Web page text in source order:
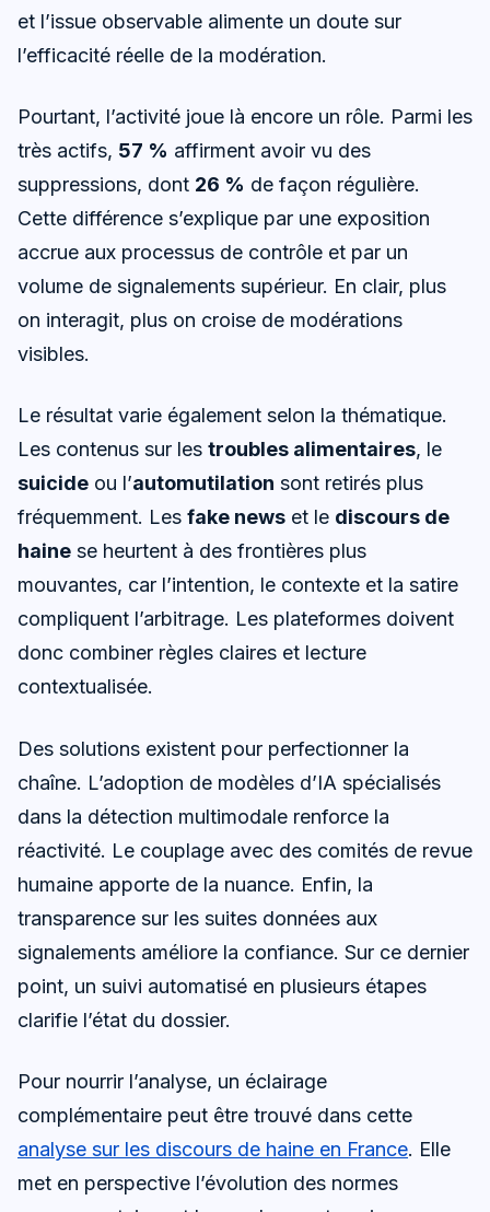
et l’issue observable alimente un doute sur
l’efficacité réelle de la modération.
Pourtant, l’activité joue là encore un rôle. Parmi les
très actifs, 57 % affirment avoir vu des
suppressions, dont 26 % de façon régulière.
Cette différence s’explique par une exposition
accrue aux processus de contrôle et par un
volume de signalements supérieur. En clair, plus
on interagit, plus on croise de modérations
visibles.
Le résultat varie également selon la thématique.
Les contenus sur les troubles alimentaires, le
suicide ou l’automutilation sont retirés plus
fréquemment. Les fake news et le discours de
haine se heurtent à des frontières plus
mouvantes, car l’intention, le contexte et la satire
compliquent l’arbitrage. Les plateformes doivent
donc combiner règles claires et lecture
contextualisée.
Des solutions existent pour perfectionner la
chaîne. L’adoption de modèles d’IA spécialisés
dans la détection multimodale renforce la
réactivité. Le couplage avec des comités de revue
humaine apporte de la nuance. Enfin, la
transparence sur les suites données aux
signalements améliore la confiance. Sur ce dernier
point, un suivi automatisé en plusieurs étapes
clarifie l’état du dossier.
Pour nourrir l’analyse, un éclairage
complémentaire peut être trouvé dans cette
analyse sur les discours de haine en France. Elle
met en perspective l’évolution des normes